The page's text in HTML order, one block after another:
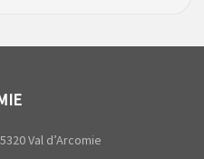
Val d’Arcomie